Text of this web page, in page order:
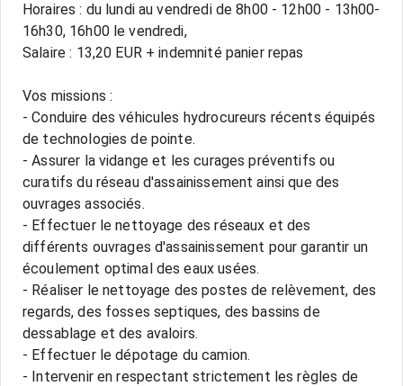
Horaires : du lundi au vendredi de 8h00 - 12h00 - 13h00-
16h30, 16h00 le vendredi,
Salaire : 13,20 EUR + indemnité panier repas
Vos missions :
- Conduire des véhicules hydrocureurs récents équipés
de technologies de pointe.
- Assurer la vidange et les curages préventifs ou
curatifs du réseau d'assainissement ainsi que des
ouvrages associés.
- Effectuer le nettoyage des réseaux et des
différents ouvrages d'assainissement pour garantir un
écoulement optimal des eaux usées.
- Réaliser le nettoyage des postes de relèvement, des
regards, des fosses septiques, des bassins de
dessablage et des avaloirs.
- Effectuer le dépotage du camion.
- Intervenir en respectant strictement les règles de